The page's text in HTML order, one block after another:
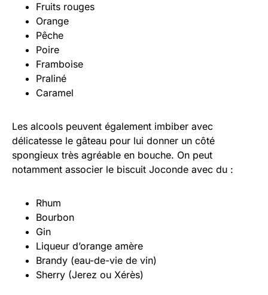
Fruits rouges
Orange
Pêche
Poire
Framboise
Praliné
Caramel
Les alcools peuvent également imbiber avec
délicatesse le gâteau pour lui donner un côté
spongieux très agréable en bouche. On peut
notamment associer le biscuit Joconde avec du :
Rhum
Bourbon
Gin
Liqueur d’orange amère
Brandy (eau-de-vie de vin)
Sherry (Jerez ou Xérès)